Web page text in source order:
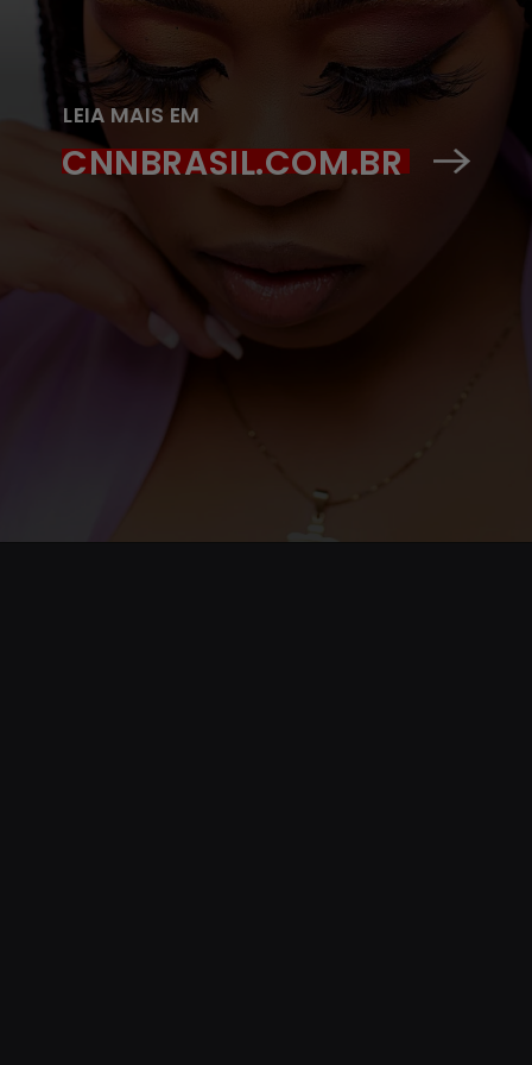
LEIA MAIS EM
CNNBRASIL.COM.BR